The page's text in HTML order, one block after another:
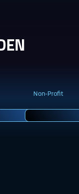
Non-Profit